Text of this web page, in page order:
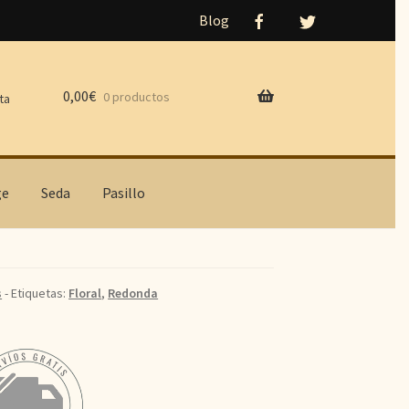
Blog
Seda Pasillo
0,00€ 0 productos
- Etiquetas: Floral, Redonda